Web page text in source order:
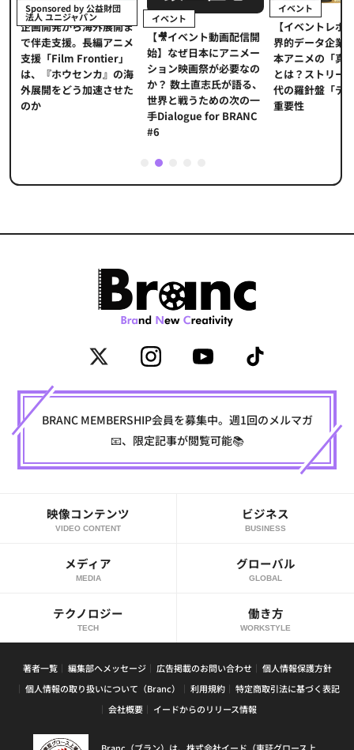
Sponsored by 公益財団
法人 ユニジャパン
企画開発から海外展開ま
で伴走支援。長編アニメ
支援「Film Frontier」
は、『ホウセンカ』の海
外展開をどう加速させた
のか
イベント
【🎥イベント動画配信開
始】なぜ日本にアニメー
ション映画祭が必要なの
か？ 数土直志氏が語る、
世界と戦うための次の一
手Dialogue for BRANC
#6
イベント
【イベントレポ
界的データ企業
本アニメの「真
とは？ストリー
代の羅針盤「デ
重要性
2
BRANC MEMBERSHIP会員を募集中。週1回のメルマガ
📧、限定記事が閲覧可能📚
映像コンテンツ
VIDEO CONTENT
ビジネス
BUSINESS
メディア
MEDIA
グローバル
GLOBAL
テクノロジー
TECH
働き方
WORKSTYLE
著者一覧 編集部へメッセージ 広告掲載のお問い合わせ
個人情報保護方針
個人情報の取り扱いについて（Branc）
利用規約
特定商取引法に基づく表記
会社概要
イードからのリリース情報